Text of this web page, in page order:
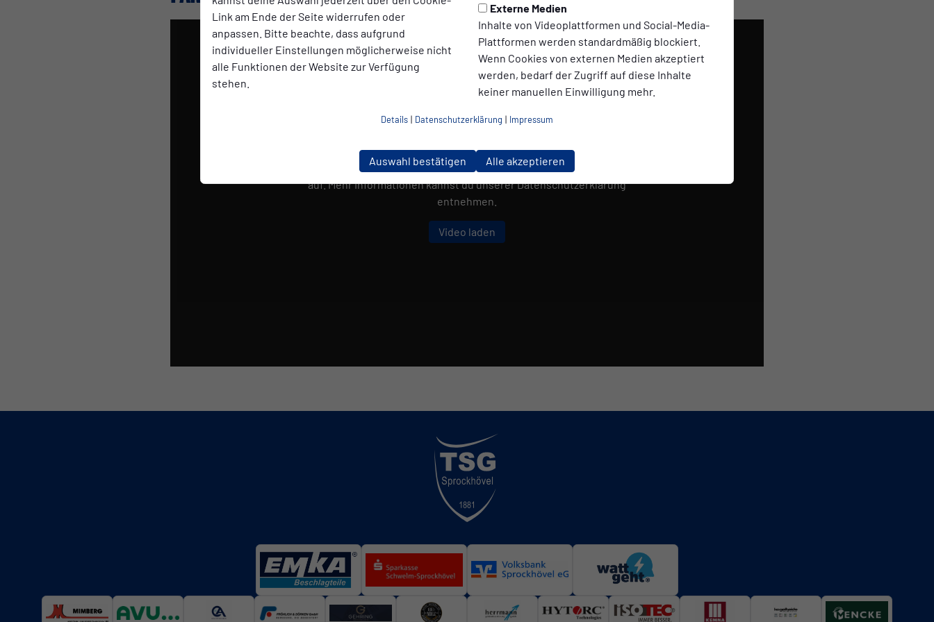
Link am Ende der Seite widerrufen oder
anpassen. Bitte beachte, dass aufgrund
individueller Einstellungen möglicherweise nicht
alle Funktionen der Website zur Verfügung
stehen.
Externe Medien
Inhalte von Videoplattformen und Social-Media-
Plattformen werden standardmäßig blockiert.
Wenn Cookies von externen Medien akzeptiert
werden, bedarf der Zugriff auf diese Inhalte
keiner manuellen Einwilligung mehr.
Details | Datenschutzerklärung | Impressum
Auswahl bestätigen Alle akzeptieren
Das Video wird erst nach dem Klick von YouTube geladen und abgespielt.
Dazu baut dein Browser eine direkte Verbindung zu den YouTube-Servern
auf. Mehr Informationen kannst du unserer Datenschutzerklärung
entnehmen.
Video laden